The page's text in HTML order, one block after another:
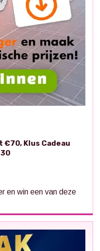
€70, Klus Cadeau
en win een van deze